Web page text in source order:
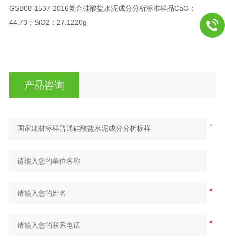
GSB08-1537-2016复合硅酸盐水泥成分分析标准样品CaO：
44.73；SiO2：27.1220g
产品咨询